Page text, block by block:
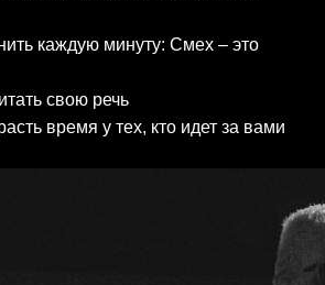
каждую минуту: Смех – это
свою речь
время у тех, кто идет за вами